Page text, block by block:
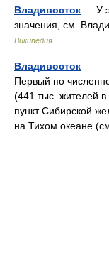
Владивосток — У
значения, см.
Википедия
Владивосток —
Первый по
(441 тыс. жителей
пункт Сибирской
на Тихом океане